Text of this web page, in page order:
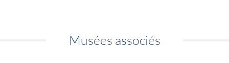
Musées associés